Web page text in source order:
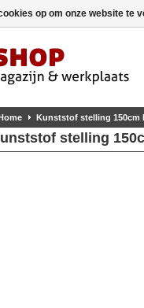
Kunststof stelling 150cm
stelling
op om onze website te